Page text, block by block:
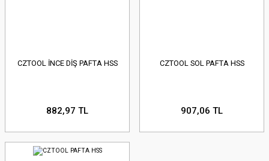
CZTOOL İNCE DİŞ PAFTA HSS
882,97 TL
CZTOOL SOL PAFTA HSS
907,06 TL